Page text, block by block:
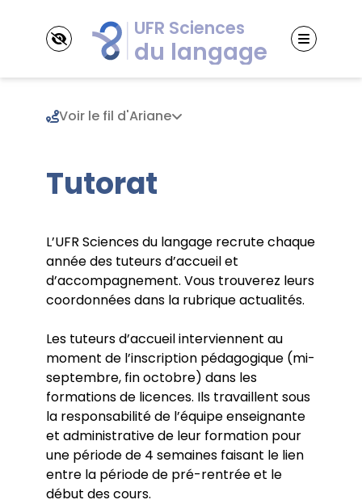
UFR
Contacts
Conseil d’UFR
Les enseignants et enseignants-chercheurs
Documents institutionnels
Licences
Masters
Scolarité
Calendrier universitaire
Stage
Stages
Tutorat
Modalités de contrôle des connaissances et
des compétences
Chartes étudiants : étudiants salariés,
étudiants engagés, sportifs de haut niveau
Horaires d’ouverture des secrétariats
Les EC libres internes et externes
Délivrance de diplômes
Linguistique générale
Didactique et acquisition des langues
Linguistique des langues des signes
Recherche
L’UMR 7023 Structures Formelles du Langage
(SFL)
L’Ecole doctorale Cognition, Langage,
Interaction
International
Le Service des Relations et de la Coopération
Internationales - SERCI
Collaborations internationales
Les mobilités
Vie étudiante
La bibliothèque universitaire
Le SCUIO-IP
Voir le fil d'Ariane
Tutorat
L’UFR Sciences du langage recrute chaque
année des tuteurs d’accueil et
d’accompagnement. Vous trouverez leurs
coordonnées dans la rubrique actualités.
Les tuteurs d’accueil interviennent au
moment de l’inscription pédagogique (mi-
septembre, fin octobre) dans les
formations de licences. Ils travaillent sous
la responsabilité de l’équipe enseignante
et administrative de leur formation pour
une période de 4 semaines faisant le lien
entre la période de pré-rentrée et le
début des cours.